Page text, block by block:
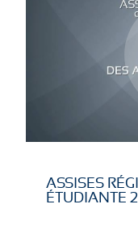
ASSISES
ÉTUDIANTE